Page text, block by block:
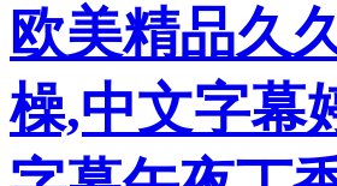
欧美精品久
橾,中文字幕